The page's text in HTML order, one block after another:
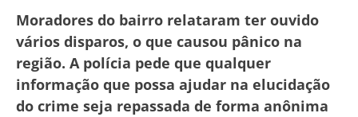
Moradores do bairro relataram ter ouvido
vários disparos, o que causou pânico na
região. A polícia pede que qualquer
informação que possa ajudar na elucidação
do crime seja repassada de forma anônima